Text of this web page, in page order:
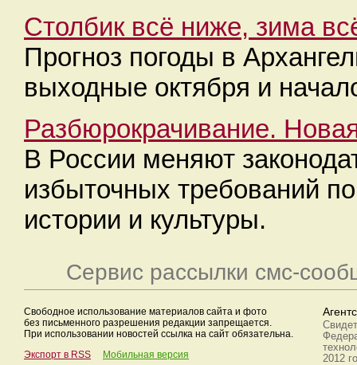
Столбик всё ниже, зима
Прогноз погоды в
выходные октября и
Разбюрокрачивание.
В России меняют
избыточных требований
истории и культуры.
Сервис рассылки смс-
Свободное использование материалов сайта и фото
без письменного разрешения редакции запрещается.
При использовании новостей ссылка на сайт обязательна.
Экспорт в RSS
Мобильная версия
2012